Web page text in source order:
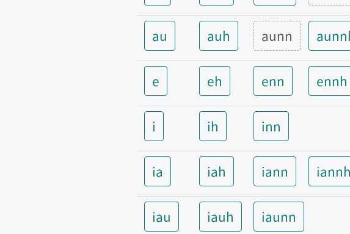
au auh aunn
e eh enn ennh
i ih inn
ia iah iann iannh
iau iauh iaunn